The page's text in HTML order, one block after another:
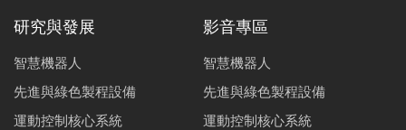
研究與發展
智慧機器人
先進與綠色製程設備
運動控制核心系統
影音專區
智慧機器人
先進與綠色製程設備
運動控制核心系統